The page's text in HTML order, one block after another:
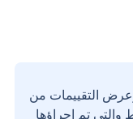
التقييمات من
والتي تم إجراؤها